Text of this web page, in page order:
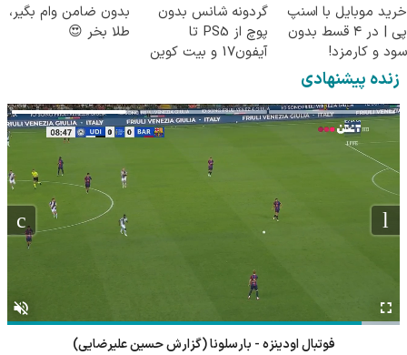
خرید موبایل با اسنپ
پی | در ۴ قسط بدون
سود و کارمزد!
گردونه شانس بدون
پوچ از PS5 تا
آیفون17 و بیت کوین
بدون ضامن وام بگیر،
طلا بخر 😍
زنده پیشنهادی
فوتبال اودینزه - بارسلونا (گزارش حسین علیرضایی)